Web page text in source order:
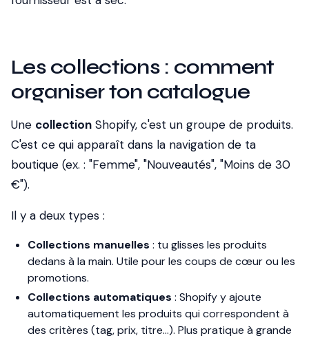
Les collections : comment
organiser ton catalogue
Une collection Shopify, c'est un groupe de produits.
C'est ce qui apparaît dans la navigation de ta
boutique (ex. : "Femme", "Nouveautés", "Moins de 30
€").
Il y a deux types :
Collections manuelles : tu glisses les produits
dedans à la main. Utile pour les coups de cœur ou les
promotions.
Collections automatiques : Shopify y ajoute
automatiquement les produits qui correspondent à
des critères (tag, prix, titre…). Plus pratique à grande